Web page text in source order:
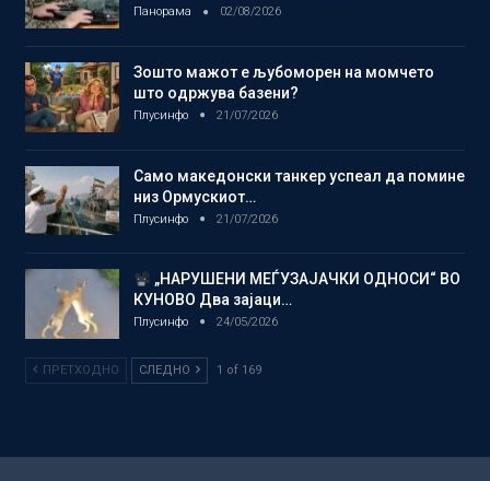
Панорама 02/08/2026
Зошто мажот е љубоморен на момчето
што одржува базени?
Плусинфо 21/07/2026
Само македонски танкер успеал да помине
низ Ормускиот…
Плусинфо 21/07/2026
„НАРУШЕНИ МЕЃУЗАЈАЧКИ ОДНОСИ“ ВО
КУНОВО Два зајаци…
Плусинфо 24/05/2026
ПРЕТХОДНО СЛЕДНО 1 of 169